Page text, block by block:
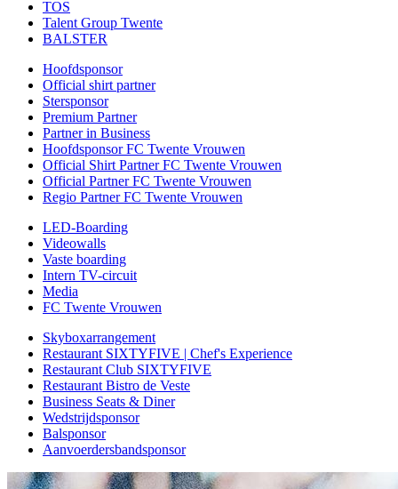
TOS
Talent Group Twente
BALSTER
Hoofdsponsor
Official shirt partner
Stersponsor
Premium Partner
Partner in Business
Hoofdsponsor FC Twente Vrouwen
Official Shirt Partner FC Twente Vrouwen
Official Partner FC Twente Vrouwen
Regio Partner FC Twente Vrouwen
LED-Boarding
Videowalls
Vaste boarding
Intern TV-circuit
Media
FC Twente Vrouwen
Skyboxarrangement
Restaurant SIXTYFIVE | Chef's Experience
Restaurant Club SIXTYFIVE
Restaurant Bistro de Veste
Business Seats & Diner
Wedstrijdsponsor
Balsponsor
Aanvoerdersbandsponsor